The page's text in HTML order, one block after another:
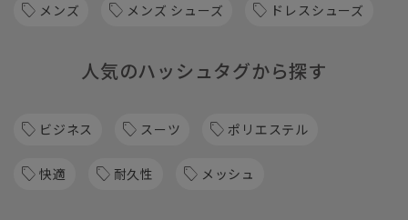
メンズ メンズ シューズ ドレスシューズ
人気のハッシュタグから探す
ビジネス スーツ ポリエステル
快適 耐久性 メッシュ